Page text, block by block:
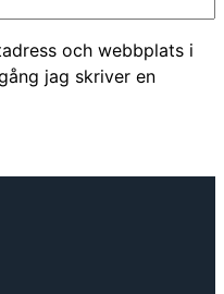
och webbplats i
jag skriver en